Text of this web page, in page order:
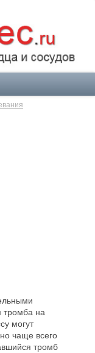
тромба на
могут
чаще всего
тромб